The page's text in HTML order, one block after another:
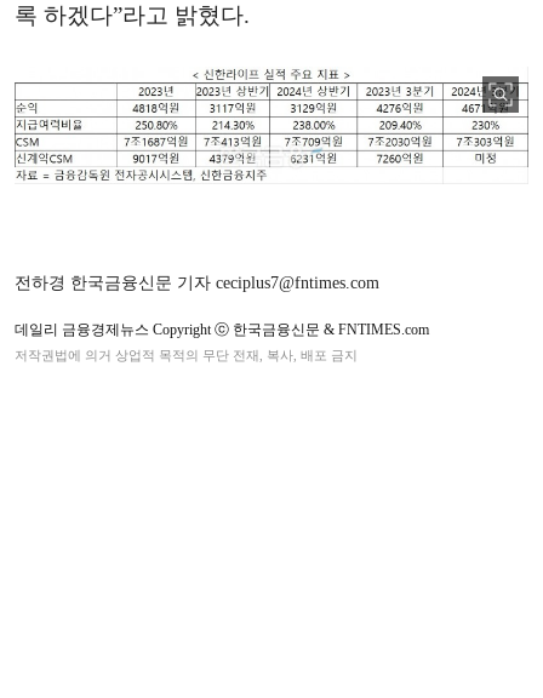
록 하겠다”라고 밝혔다.
전하경 한국금융신문 기자 ceciplus7@fntimes.com
데일리 금융경제뉴스 Copyright ⓒ 한국금융신문 & FNTIMES.com
저작권법에 의거 상업적 목적의 무단 전재, 복사, 배포 금지